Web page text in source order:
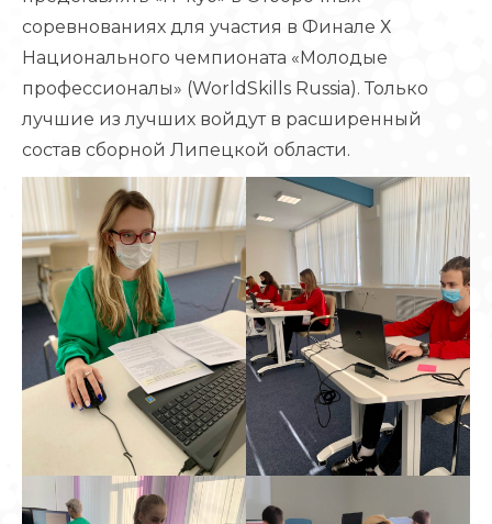
соревнованиях для участия в Финале Х
Национального чемпионата «Молодые
профессионалы» (WorldSkills Russia). Только
лучшие из лучших войдут в расширенный
состав сборной Липецкой области.